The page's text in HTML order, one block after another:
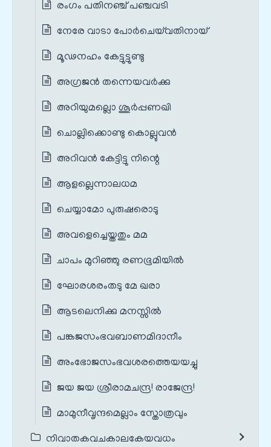
രംഗം പതിനഞ്ച് പഞ്ചവടി
നേരേ വാടാ പോർചെയ്‌വതിനായ്
മൂഢനഹം കേട്ടുട്ടുണ്ടു
അഗ്രജൻ തന്നെയവർക്കു
അറിയുമല്ലൊ ശൂർപ്പണഖി
ചൊല്ലിക്കൊണ്ടു കൊല്ലുവൻ
അറിവൻ കേട്ടിട്ടു നിന്റെ
ആളല്ലെന്നാലധമ
ചെയ്യാമോ പുരുഷരൊടു
അവളെച്ചെയ്തതും മമ
ചാപം മുറിഞ്ഞു രണഭൂമിയിൽ
ഘോരശരം‌തടു മേ ഖരാ
ആടലെനിക്കു മനസ്സിൽ
പങ്കജസംഭവബാണമിദാനീം
അംഭോജസംഭവശരത്തെയയച്ചു
ജയ ജയ ശ്രീരാമചന്ദ്ര! രാജേന്ദ്ര!
മാമുനീവൃന്ദമെല്ലാം സ്തോത്രവും
നിവാതകവചകാലകേയവധം